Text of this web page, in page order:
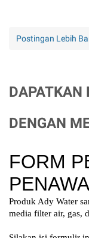
Postingan Lebih
DAPATKAN
DENGAN